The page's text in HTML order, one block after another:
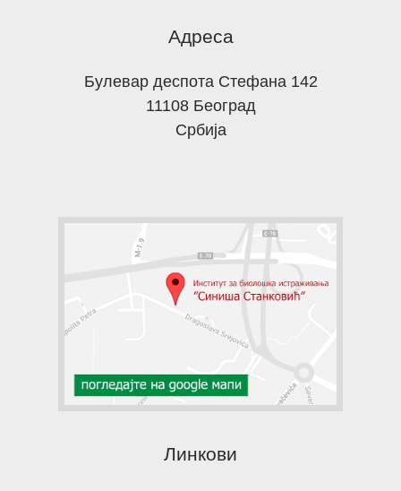
Адреса
Булевар деспота Стефана 142
11108 Београд
Србија
Линкови